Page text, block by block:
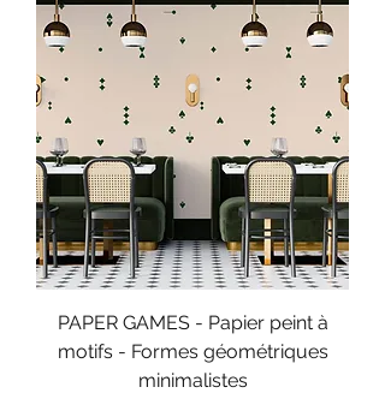
PAPER GAMES - Papier peint à
motifs - Formes géométriques
minimalistes